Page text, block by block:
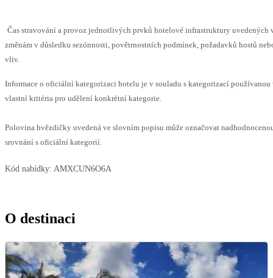
Čas stravování a provoz jednotlivých prvků hotelové infrastruktury uvedených
změnám v důsledku sezónnosti, povětrnostních podmínek, požadavků hostů
vliv.
Informace o oficiální kategorizaci hotelu je v souladu s kategorizací používanou
vlastní kritéria pro udělení konkrétní kategorie.
Polovina hvězdičky uvedená ve slovním popisu může označovat
srovnání s oficiální kategorií.
Kód nabídky: AMXCUN6O6A
O destinaci